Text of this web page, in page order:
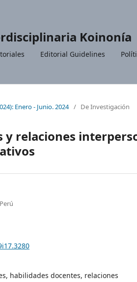
Koinonía
Editorial Guidelines
Enero - Junio. 2024 / De Investigación
y relaciones
habilidades docentes, relaciones